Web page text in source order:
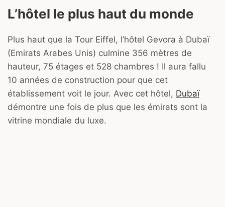
L’hôtel le plus haut du monde
Plus haut que la Tour Eiffel, l’hôtel Gevora à Dubaï
(Emirats Arabes Unis) culmine 356 mètres de
hauteur, 75 étages et 528 chambres ! Il aura fallu
10 années de construction pour que cet
établissement voit le jour. Avec cet hôtel, Dubaï
démontre une fois de plus que les émirats sont la
vitrine mondiale du luxe.